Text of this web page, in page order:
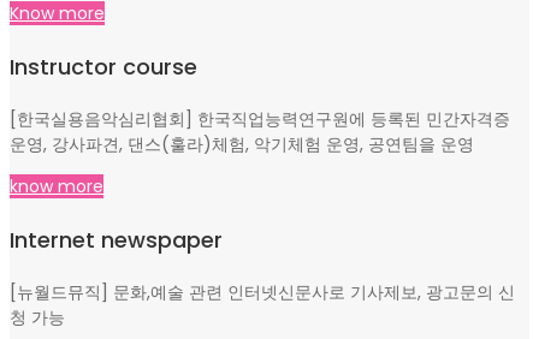
Know more
Instructor course
[한국실용음악심리협회] 한국직업능력연구원에 등록된 민간자격증
운영, 강사파견, 댄스(훌라)체험, 악기체험 운영, 공연팀을 운영
know more
Internet newspaper
[뉴월드뮤직] 문화,예술 관련 인터넷신문사로 기사제보, 광고문의 신
청 가능